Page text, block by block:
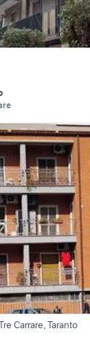
Carrare, Taranto